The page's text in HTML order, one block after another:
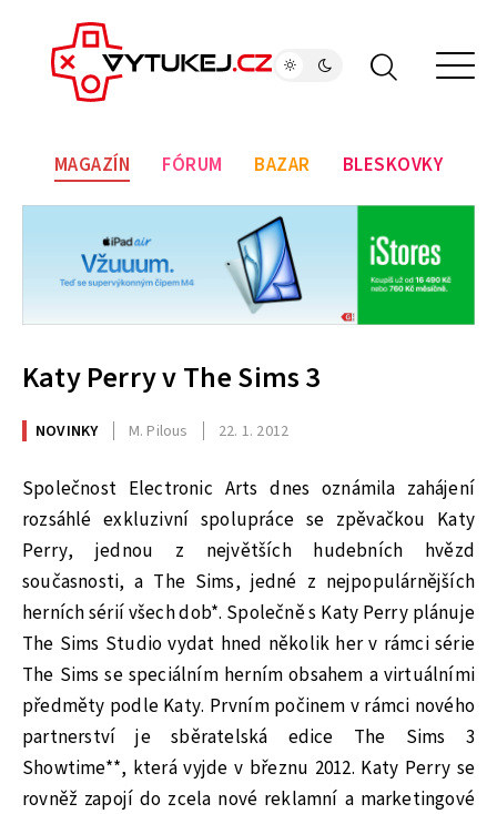
MAGAZÍN FÓRUM BAZAR BLESKOVKY
Katy Perry v The Sims 3
NOVINKY M. Pilous 22. 1. 2012
Společnost Electronic Arts dnes oznámila zahájení
rozsáhlé exkluzivní spolupráce se zpěvačkou Katy
Perry, jednou z největších hudebních hvězd
současnosti, a The Sims, jedné z nejpopulárnějších
herních sérií všech dob*. Společně s Katy Perry plánuje
The Sims Studio vydat hned několik her v rámci série
The Sims se speciálním herním obsahem a virtuálními
předměty podle Katy. Prvním počinem v rámci nového
partnerství je sběratelská edice The Sims 3
Showtime**, která vyjde v březnu 2012. Katy Perry se
rovněž zapojí do zcela nové reklamní a marketingové